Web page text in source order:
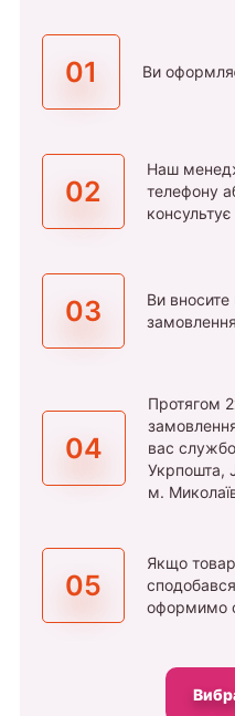
01 Ви
02
Наш
телефону
консультує
03
Ви вносите
04
Протягом
вас
Укрпошта,
м.
05
Якщо
оформимо